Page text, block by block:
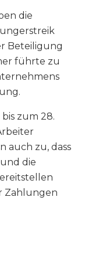
die
Beteiligung
führte zu
zum 28.
auch zu, dass
die
Zahlungen